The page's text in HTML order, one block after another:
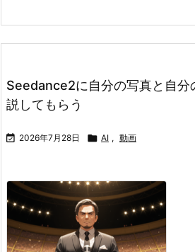
Seedance2に自分の写真と自分
説してもらう
 2026年7月28日  AI , 動画